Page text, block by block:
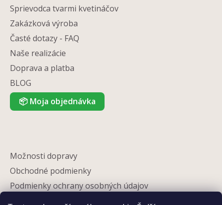
Sprievodca tvarmi kvetináčov
Zakázková výroba
Časté dotazy - FAQ
Naše realizácie
Doprava a platba
BLOG
📦 Moja objednávka
Možnosti dopravy
Obchodné podmienky
Podmienky ochrany osobných údajov